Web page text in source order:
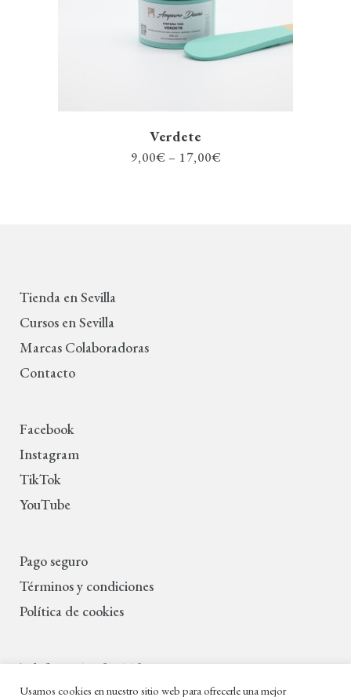
Verdete
9,00€ – 17,00€
Tienda en Sevilla
Cursos en Sevilla
Marcas Colaboradoras
Contacto
Facebook
Instagram
TikTok
YouTube
Pago seguro
Términos y condiciones
Política de cookies
Teléfono: 622 37 66 98
Lun a Vie — 10:00 a 13:45 y 18:30 a 20:30
Usamos cookies en nuestro sitio web para ofrecerle una mejor